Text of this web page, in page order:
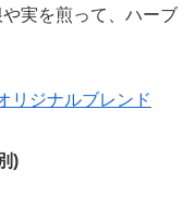
実を煎って、ハーブ
リジナルブレンド
)